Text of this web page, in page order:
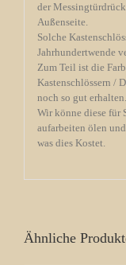
der
Außenseite.
Solche
Jahrhundertwende
Zum Teil ist die
Kastenschlössern /
noch so gut erhalten.
Wir könne diese für
aufarbeiten ölen
was dies Kostet.
Ähnliche